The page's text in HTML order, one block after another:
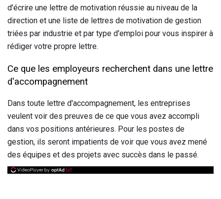
d'écrire une lettre de motivation réussie au niveau de la
direction et une liste de lettres de motivation de gestion
triées par industrie et par type d'emploi pour vous inspirer à
rédiger votre propre lettre.
Ce que les employeurs recherchent dans une lettre
d'accompagnement
Dans toute lettre d'accompagnement, les entreprises
veulent voir des preuves de ce que vous avez accompli
dans vos positions antérieures. Pour les postes de
gestion, ils seront impatients de voir que vous avez mené
des équipes et des projets avec succès dans le passé.